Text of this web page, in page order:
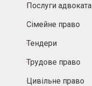
Послуги адвоката
Сімейне право
Тендери
Трудове право
Цивільне право